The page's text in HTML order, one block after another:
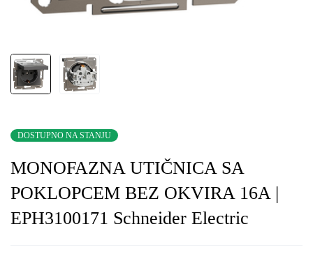
DOSTUPNO NA STANJU
MONOFAZNA UTIČNICA SA
POKLOPCEM BEZ OKVIRA 16A |
EPH3100171 Schneider Electric